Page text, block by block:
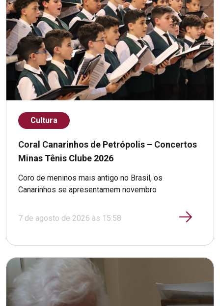
Cultura
Coral Canarinhos de Petrópolis – Concertos
Minas Tênis Clube 2026
Coro de meninos mais antigo no Brasil, os
Canarinhos se apresentamem novembro
7 de agosto de 2026 às 15:58